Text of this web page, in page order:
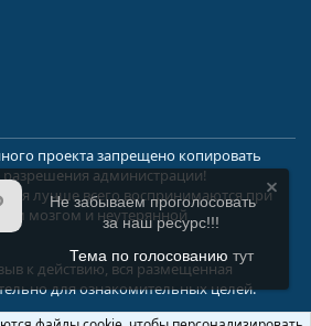
проекта запрещено копировать
разрешения администрации!
лучше всего воспринимаются при
мозгом и неутерянной
к действию, вся размещенная
для ознакомительных целей.
Не забываем проголосовать
за наш ресурс!!!
Тема по голосованию тут